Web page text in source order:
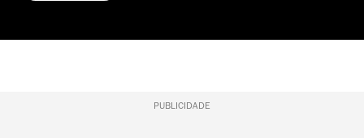
PUBLICIDADE